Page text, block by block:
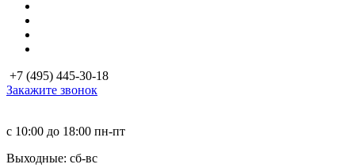
+7 (495) 445-30-18
Закажите звонок
с 10:00 до 18:00 пн-пт
Выходные: сб-вc